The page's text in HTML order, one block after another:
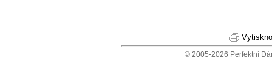
© 2005-2026 Perfektní